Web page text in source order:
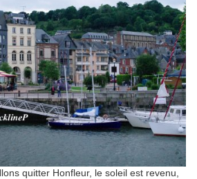
quitter Honfleur, le soleil est revenu,